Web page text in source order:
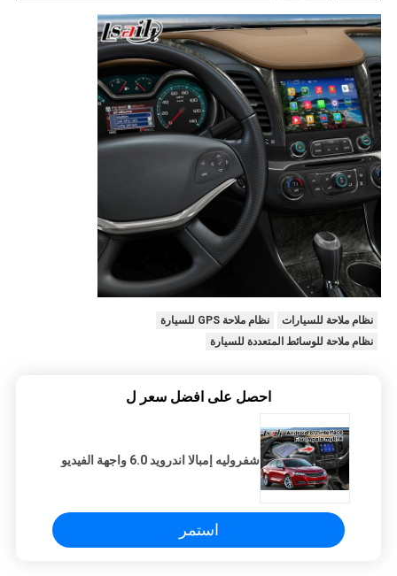
نظام ملاحة للسيارات
نظام ملاحة GPS للسيارة
نظام ملاحة للوسائط المتعددة للسيارة
احصل على افضل سعر ل
شفروليه إمبالا اندرويد 6.0 واجهة الفيديو
استمر